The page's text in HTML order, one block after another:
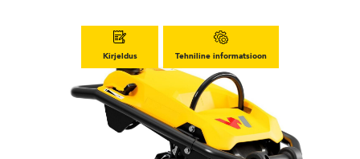
SÜSTEEMID
AKSESSUAARID
Kirjeldus Tehniline informatsioon